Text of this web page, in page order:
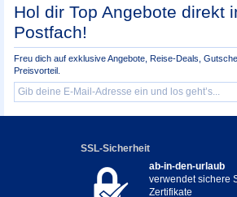
Hol dir Top Angebote direkt
Postfach!
Freu dich auf exklusive Angebote, Reise-Deals,
Preisvorteil.
SSL-Sicherheit
ab-in-den-urlaub
verwendet sichere
Zertifikate